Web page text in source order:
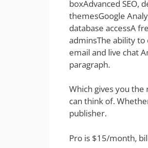
boxAdvanced SEO,
themesGoogle
database accessA
adminsThe ability
email and live chat
paragraph.
Which gives you
can think of.
publisher.
Pro is $15/month,